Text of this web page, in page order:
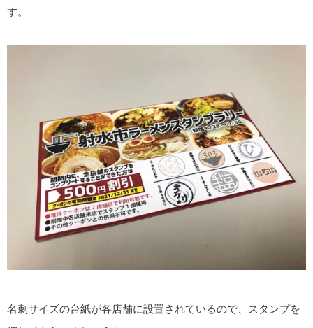
す。
名刺サイズの台紙が各店舗に設置されているので、スタンプを